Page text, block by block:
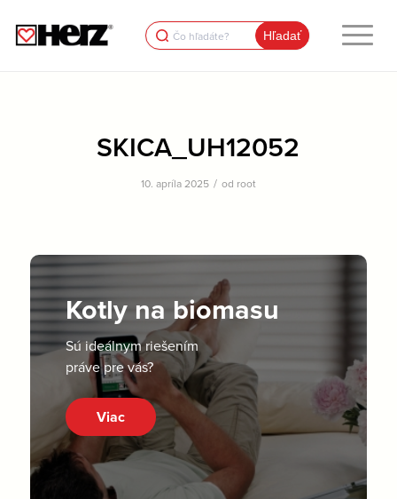
Search
for:
SKICA_UH12052
10. apríla 2025 / od root
Kotly na biomasu
Sú ideálnym riešením
práve pre vás?
Viac